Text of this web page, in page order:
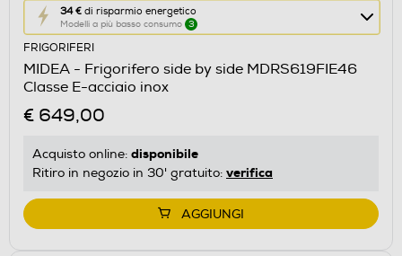
34 € di risparmio energetico
Modelli a più basso consumo 3
Questa
azione
aprirà
il
Calcolatore
di
energetico
di
Youreko.
FRIGORIFERI
MIDEA - Frigorifero side by side MDRS619FIE46
Classe E-acciaio inox
€ 649,00
Acquisto online: disponibile
Ritiro in negozio in 30' gratuito: verifica
AGGIUNGI